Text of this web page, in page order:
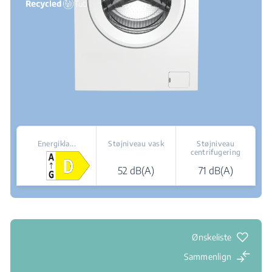
Energikla... Støjniveau vask
52 dB(A)
Støjniveau
centrifugering
71 dB(A)
Ønskeliste
Sammenlign